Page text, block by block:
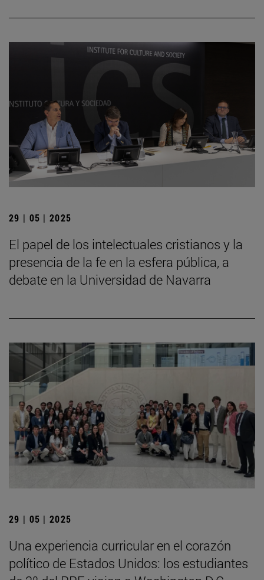
29 | 05 | 2025
El papel de los intelectuales cristianos y la
presencia de la fe en la esfera pública, a
debate en la Universidad de Navarra
29 | 05 | 2025
Una experiencia curricular en el corazón
político de Estados Unidos: los estudiantes